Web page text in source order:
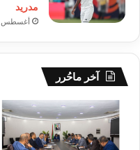
مدريد
أغسطس 6, 2026
آخر ماحُرر